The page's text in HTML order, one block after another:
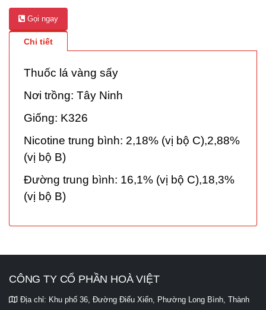
Gọi ngay
Chi tiết
Thuốc lá vàng sấy
Nơi trồng: Tây Ninh
Giống: K326
Nicotine trung bình: 2,18% (vị bộ C),2,88%
(vị bộ B)
Đường trung bình: 16,1% (vị bộ C),18,3%
(vị bộ B)
CÔNG TY CỔ PHẦN HOÀ VIỆT
Địa chỉ: Khu phố 36, Đường Điểu Xiển, Phường Long Bình, Thành